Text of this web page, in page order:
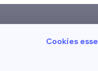
Cookies
Nos conseils